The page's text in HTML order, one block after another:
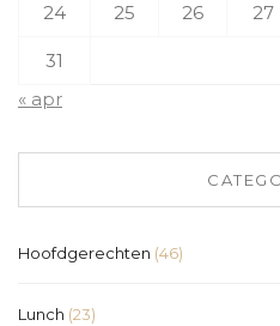
24 25 26 27
31
« apr
Hoofdgerechten (46)
Lunch (23)